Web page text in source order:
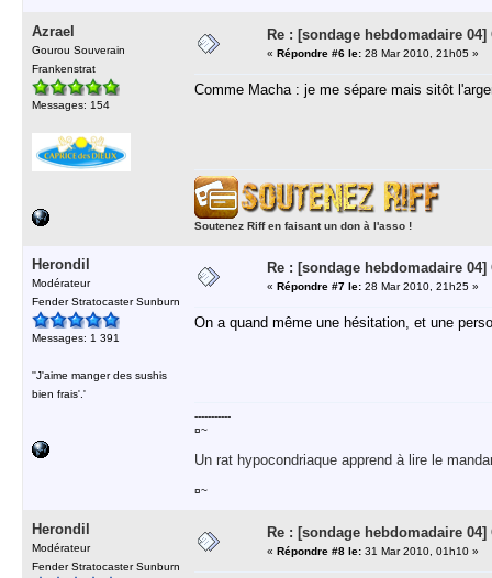
Azrael
Gourou Souverain
Frankenstrat
Messages: 154
Re : [sondage hebdomadaire 04]
« Répondre #6 le: 28 Mar 2010, 21h05 »
Comme Macha : je me sépare mais sitôt
Soutenez Riff en faisant un don à l'asso !
Herondil
Modérateur
Fender Stratocaster Sunburn
Messages: 1 391
''J'aime manger des sushis
bien frais'.'
Re : [sondage hebdomadaire 04]
« Répondre #7 le: 28 Mar 2010, 21h25 »
On a quand même une hésitation, et une
-----------
¤~
Un rat hypocondriaque apprend à lire le
¤~
Herondil
Modérateur
Fender Stratocaster Sunburn
Re : [sondage hebdomadaire 04]
« Répondre #8 le: 31 Mar 2010, 01h10 »